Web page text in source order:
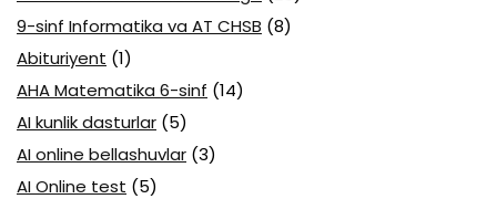
9-sinf Informatika va AT CHSB (8)
Abituriyent (1)
AHA Matematika 6-sinf (14)
AI kunlik dasturlar (5)
AI online bellashuvlar (3)
AI Online test (5)